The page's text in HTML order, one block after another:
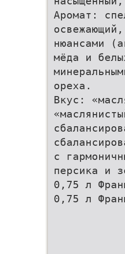
Аромат:
нюансами
мёда и
ореха.
Вкус:
с
персика и
0,75 л
0,75 л